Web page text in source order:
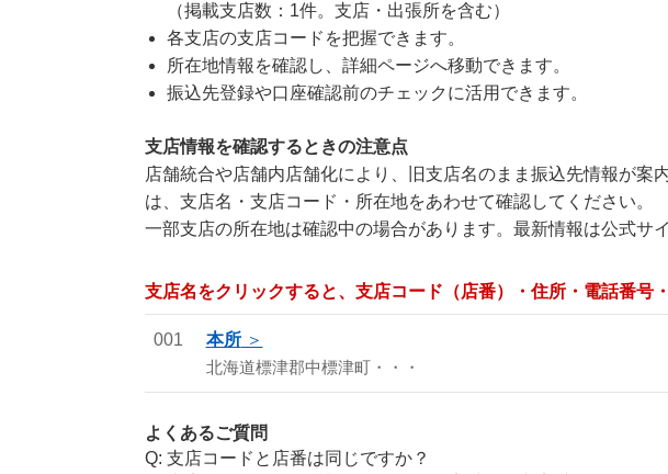
（掲載支店数：1件。支店・出張所を含む）
各支店の支店コードを把握できます。
所在地情報を確認し、詳細ページへ移動できます。
振込先登録や口座確認前のチェックに活用できます。
支店情報を確認するときの注意点
店舗統合や店舗内店舗化により、旧支店名のまま振込先情報が案
は、支店名・支店コード・所在地をあわせて確認してください。
一部支店の所在地は確認中の場合があります。最新情報は公式サ
支店名をクリックすると、支店コード（店番）・住所・電話番号
001 本所
北海道標津郡中標津町・・・
よくあるご質問
支店コードと店番は同じですか？